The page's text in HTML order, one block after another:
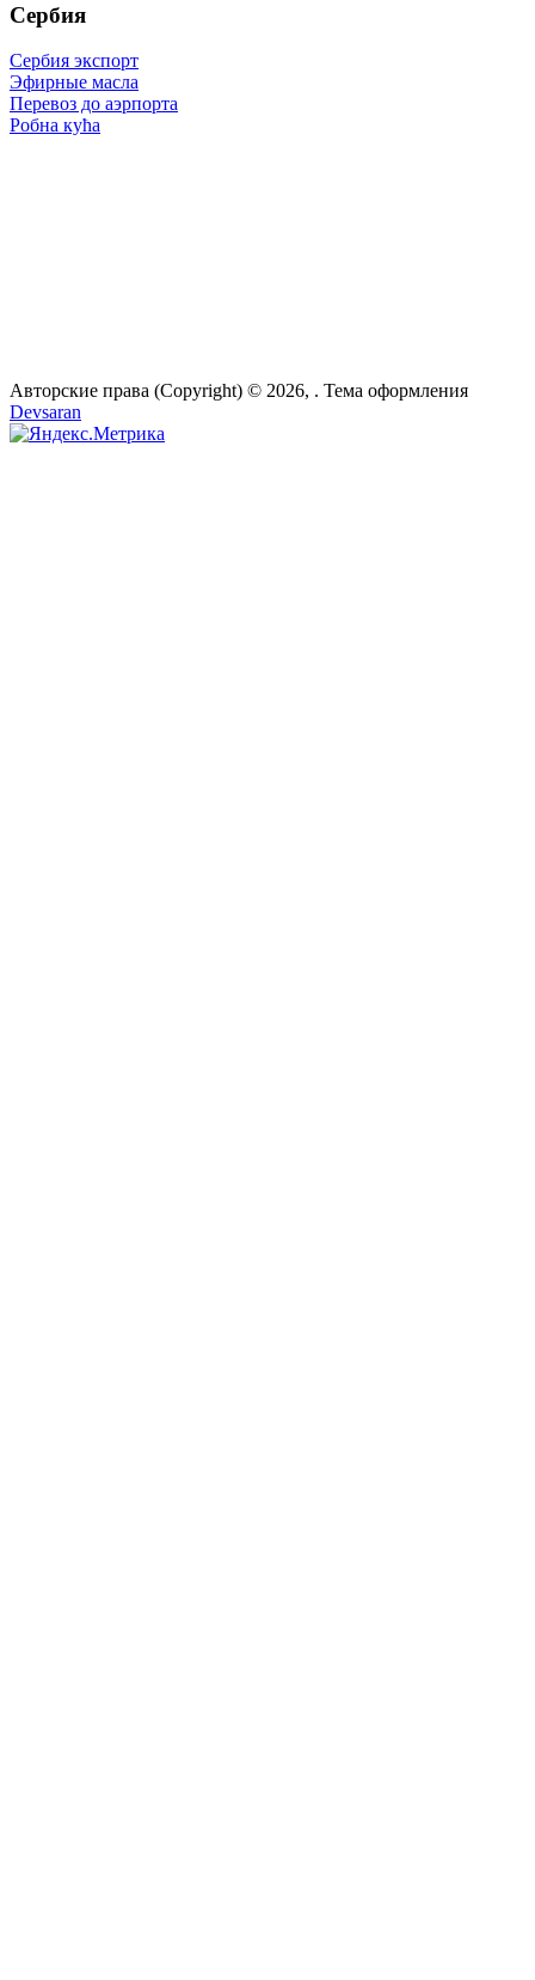
Сербия
Сербия экспорт
Эфирные масла
Перевоз до аэрпорта
Робна кућа
Авторские права (Copyright) © 2026, . Тема оформления
Devsaran